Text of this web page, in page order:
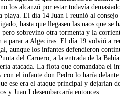
los alcanzó por estar todavía
playa. El día 14 Juan I reunió al
hasta que llegasen las naos que se
sobrevino otra tormenta y la
a parar a Algeciras. El día 19 volvió a
aunque los infantes defendíeron
del Carnero, a la entrada de la
atacada. La flota que comandaba el
con el infante don Pedro lo haría
ese era el ataque principal y dejarían
y Juan I desembarcaría entonces.